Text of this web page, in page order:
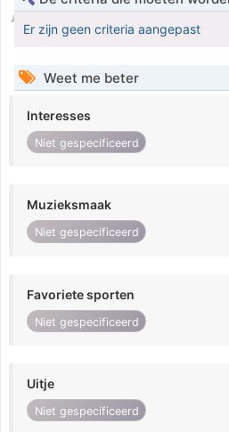
Er zijn geen criteria aangepast
Weet me beter
Interesses
Niet gespecificeerd
Muzieksmaak
Niet gespecificeerd
Favoriete sporten
Niet gespecificeerd
Uitje
Niet gespecificeerd